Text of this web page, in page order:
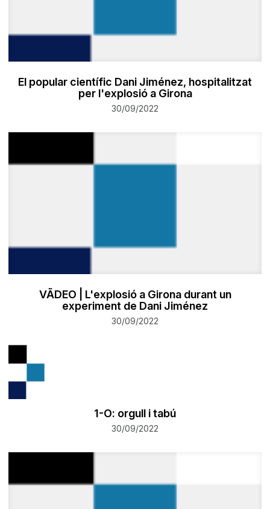
El popular científic Dani Jiménez, hospitalitzat
per l'explosió a Girona
30/09/2022
VÃDEO | L'explosió a Girona durant un
experiment de Dani Jiménez
30/09/2022
1-O: orgull i tabú
30/09/2022